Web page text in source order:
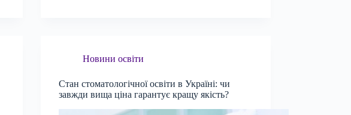
Новини освіти
Стан стоматологічної освіти в Україні: чи
завжди вища ціна гарантує кращу якість?